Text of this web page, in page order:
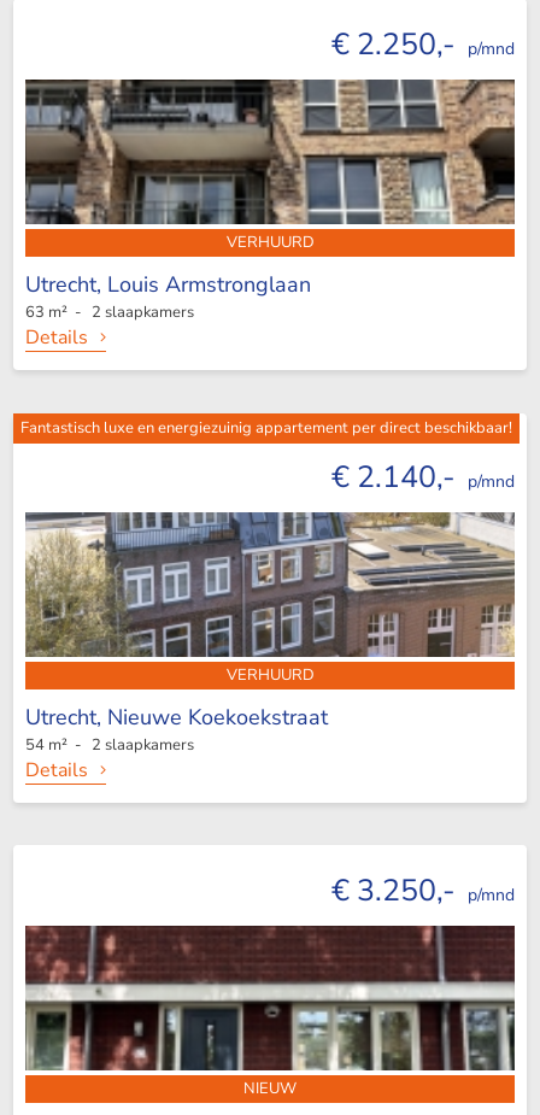
€ 2.250,- p/mnd
VERHUURD
Utrecht, Louis Armstronglaan
63 m² - 2 slaapkamers
Details
Fantastisch luxe en energiezuinig appartement per direct beschikbaar!
€ 2.140,- p/mnd
VERHUURD
Utrecht, Nieuwe Koekoekstraat
54 m² - 2 slaapkamers
Details
€ 3.250,- p/mnd
NIEUW